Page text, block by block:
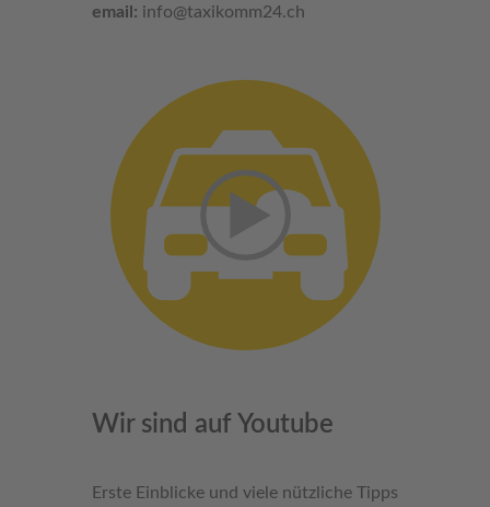
email: info@taxikomm24.ch
Wir sind auf Youtube
Erste Einblicke und viele nützliche Tipps